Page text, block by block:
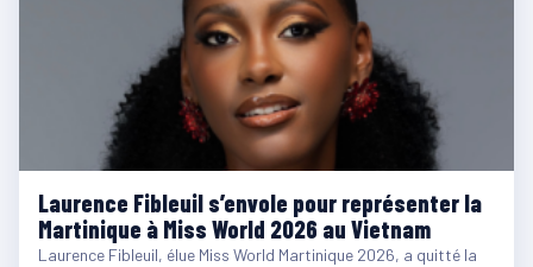
Laurence Fibleuil s’envole pour représenter la
Martinique à Miss World 2026 au Vietnam
Laurence Fibleuil, élue Miss World Martinique 2026, a quitté la